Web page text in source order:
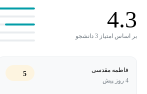
4.3
بر اساس امتیاز 3 دانشجو
فاطمه مقدسی
4 روز پیش
5